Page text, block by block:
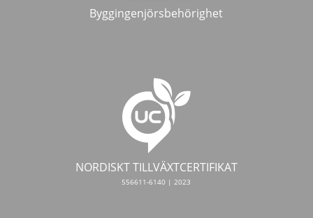
Byggingenjörsbehörighet
NORDISKT TILLVÄXTCERTIFIKAT
556611-6140 | 2023